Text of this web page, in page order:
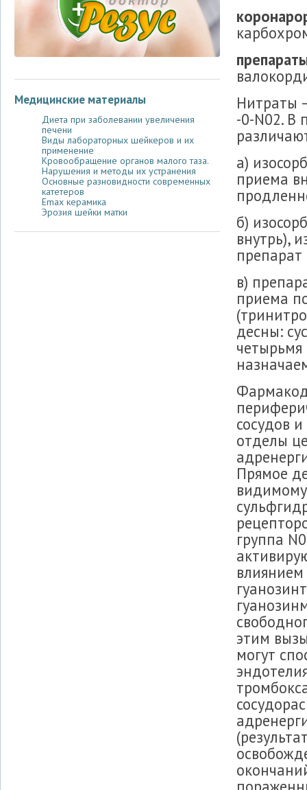
Медицинские материалы
Диета при заболевании увеличения
печени
Виды лабораторных шейкеров и их
применение
Кровообращение органов малого таза.
Нарушения и методы их устранения
Основные разновидности современных
катетеров
Emax керамика
Эрозия шейки матки
Нитраты
-0-N02. В
а)
приема
б)
внутрь),
в)
приема
десны:
сосудов
отделы
Прямое
группа
этим
могут